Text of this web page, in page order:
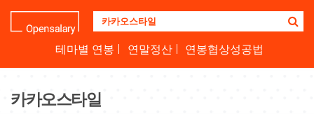
업
명
하
테마별 연봉 연말정산 연봉협상성공법
카카오스타일